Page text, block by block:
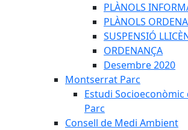
PLÀNOLS
PLÀNOLS
SUSPENSIÓ
ORDENANÇA
Desembre 2020
Montserrat Parc
Estudi
Parc
Consell de Medi Ambient